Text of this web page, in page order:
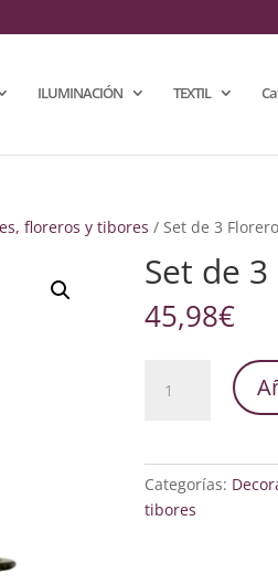
ILUMINACIÓN TEXTIL
floreros y tibores / Set de 3
Set de
45,98€
Verde
Categorías:
tibores